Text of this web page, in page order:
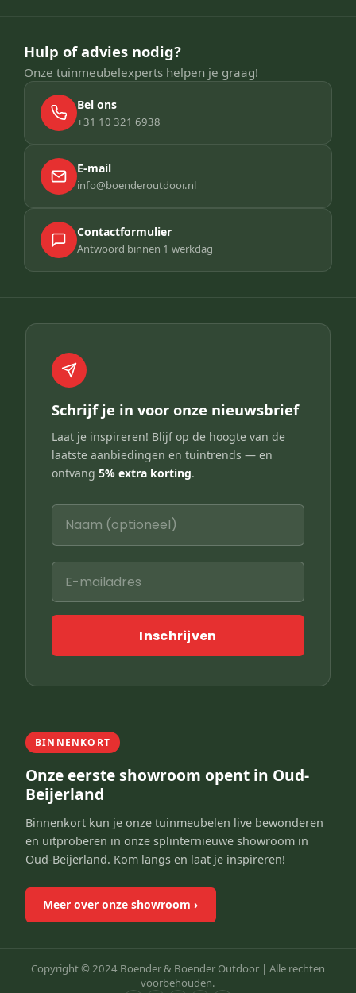
Hulp of advies nodig?
Onze tuinmeubelexperts helpen je graag!
Bel ons
+31 10 321 6938
E-mail
info@boenderoutdoor.nl
Contactformulier
Antwoord binnen 1 werkdag
Schrijf je in voor onze nieuwsbrief
Laat je inspireren! Blijf op de hoogte van de
laatste aanbiedingen en tuintrends — en
ontvang 5% extra korting.
Inschrijven
BINNENKORT
Onze eerste showroom opent in Oud-
Beijerland
Binnenkort kun je onze tuinmeubelen live bewonderen
en uitproberen in onze splinternieuwe showroom in
Oud-Beijerland. Kom langs en laat je inspireren!
Meer over onze showroom ›
Copyright © 2024 Boender & Boender Outdoor | Alle rechten
voorbehouden.